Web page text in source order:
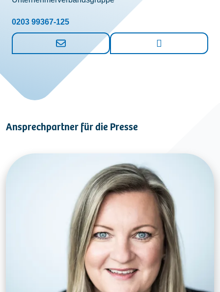
0203 99367-125
Ansprechpartner für die Presse